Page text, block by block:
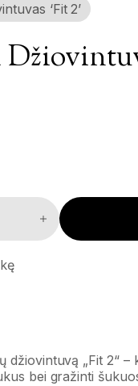
‘Fit 2’
'Fit 2' kiekis
džiovintuvą „Fit 2“ –
bei gražinti